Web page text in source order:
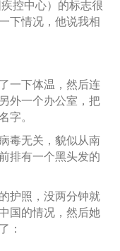
控中心）的标志很
下情况，他说我相
一下体温，然后连
外一个办公室，把
字。
毒无关，貌似从南
排有一个黑头发的
护照，没两分钟就
国的情况，然后她
：